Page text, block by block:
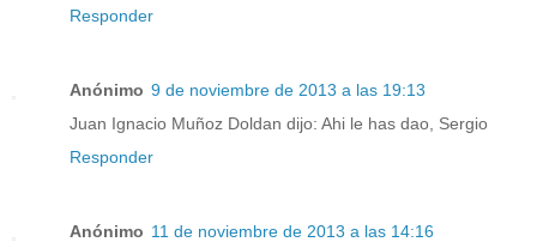
Responder
Anónimo 9 de noviembre de 2013 a las 19:13
Juan Ignacio Muñoz Doldan dijo: Ahi le has dao, Sergio
Responder
Anónimo 11 de noviembre de 2013 a las 14:16